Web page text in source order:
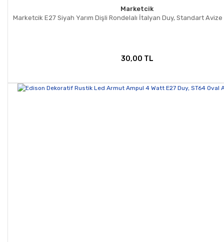
Marketcik
Marketcik E27 Siyah Yarım Dişli Rondelalı İtalyan Duy, Standart
30,00 TL